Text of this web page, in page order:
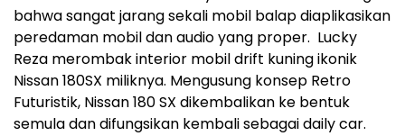
bahwa sangat jarang sekali mobil balap diaplikasikan
peredaman mobil dan audio yang proper. Lucky
Reza merombak interior mobil drift kuning ikonik
Nissan 180SX miliknya. Mengusung konsep Retro
Futuristik, Nissan 180 SX dikembalikan ke bentuk
semula dan difungsikan kembali sebagai daily car.